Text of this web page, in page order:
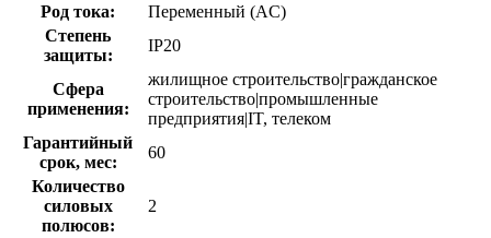
Род тока:
Переменный (AC)
Степень
защиты:
IP20
Сфера
применения:
жилищное строительство|гражданское
строительство|промышленные
предприятия|IT, телеком
Гарантийный
срок, мес:
60
Количество
силовых
полюсов:
2